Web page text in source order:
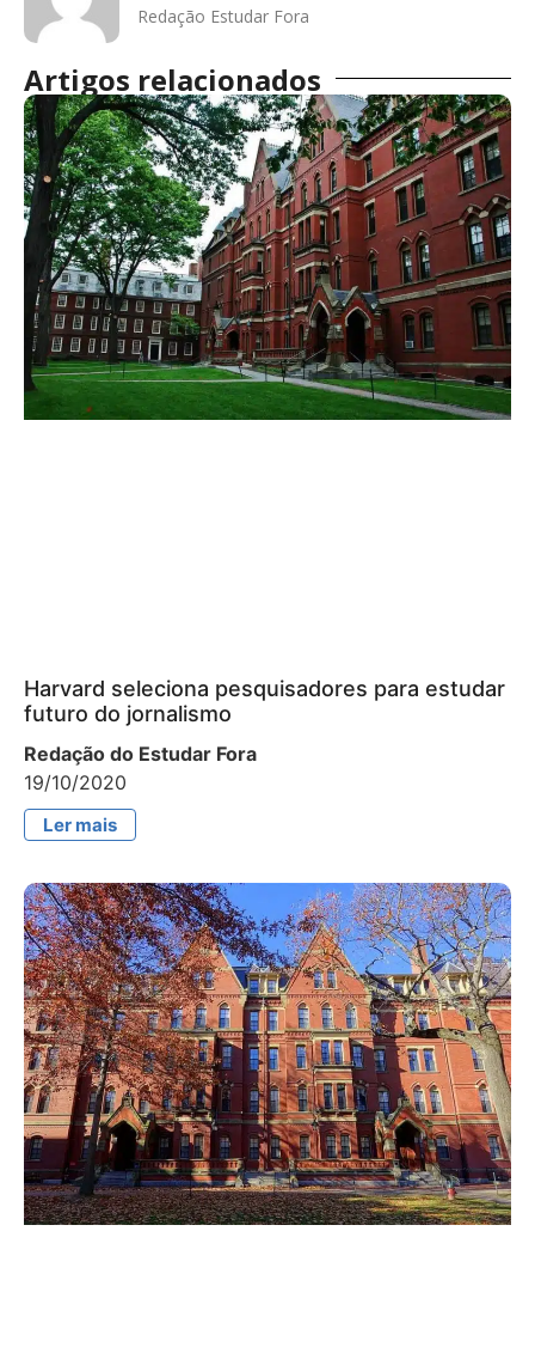
Redação Estudar Fora
Artigos relacionados
Harvard seleciona pesquisadores para estudar
futuro do jornalismo
Redação do Estudar Fora
19/10/2020
Ler mais